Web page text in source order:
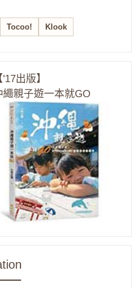
Tocoo! Klook
'17出版】
繩親子遊一本就GO